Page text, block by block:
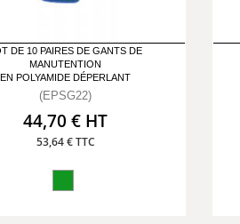
DE 10 PAIRES DE GANTS DE
MANUTENTION
EN POLYAMIDE DÉPERLANT
(EPSG22)
44,70 € HT
53,64 € TTC